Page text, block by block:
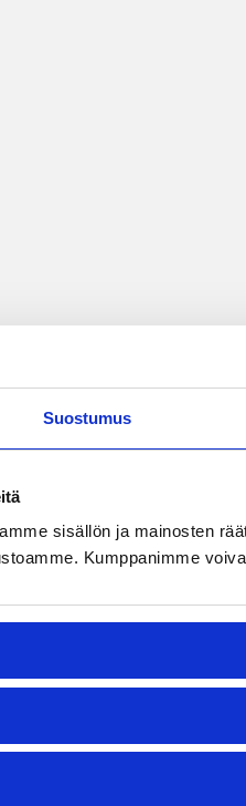
Suostumus
sisällön ja mainosten
Kumppanimme